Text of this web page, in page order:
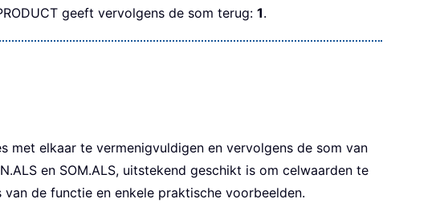
geeft vervolgens de som terug: 1.
met elkaar te vermenigvuldigen en vervolgens de som van
en SOM.ALS, uitstekend geschikt is om celwaarden te
de functie en enkele praktische voorbeelden.